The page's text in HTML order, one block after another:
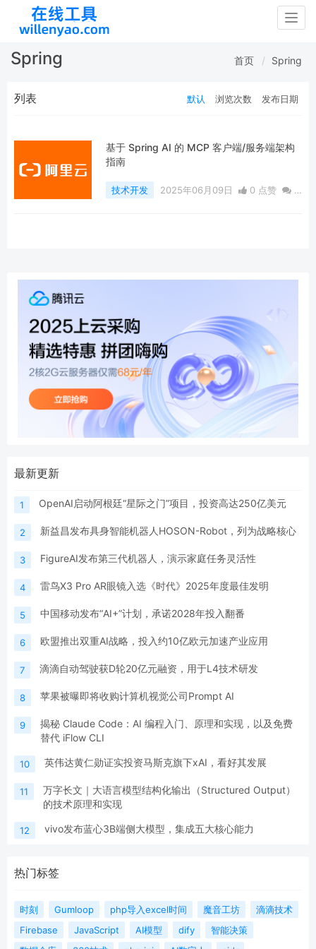
Spring 首页 Spring
列表 默认 浏览次数 发布日期
基于 Spring AI 的 MCP 客户端/服务端架构
指南
技术开发 2025年06月09日 0 点赞
0
最新更新
1 OpenAI启动阿根廷“星际之门”项目，投资高达250亿美元
2 新益昌发布具身智能机器人HOSON-Robot，列为战略核心
3 FigureAI发布第三代机器人，演示家庭任务灵活性
4 雷鸟X3 Pro AR眼镜入选《时代》2025年度最佳发明
5 中国移动发布“AI+”计划，承诺2028年投入翻番
6 欧盟推出双重AI战略，投入约10亿欧元加速产业应用
7 滴滴自动驾驶获D轮20亿元融资，用于L4技术研发
8 苹果被曝即将收购计算机视觉公司Prompt AI
9
揭秘 Claude Code：AI 编程入门、原理和实现，以及免费
替代 iFlow CLI
10 英伟达黄仁勋证实投资马斯克旗下xAI，看好其发展
11
万字长文｜大语言模型结构化输出（Structured Output）
的技术原理和实现
12 vivo发布蓝心3B端侧大模型，集成五大核心能力
热门标签
时刻 Gumloop php导入excel时间 魔音工坊
滴滴技术
Firebase
JavaScript AI模型 dify
智能决策